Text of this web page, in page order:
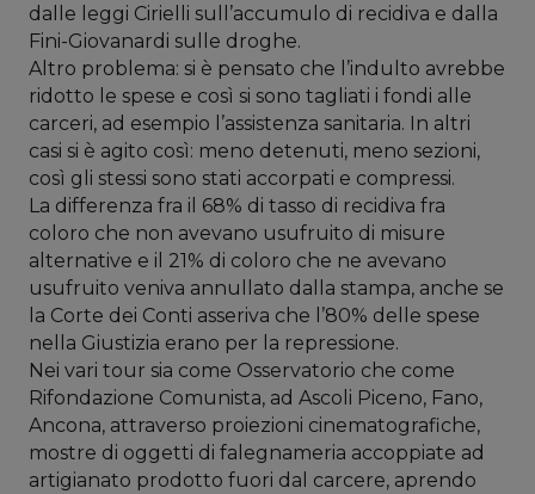
dalle leggi Cirielli sull’accumulo di recidiva e dalla
Fini-Giovanardi sulle droghe.
Altro problema: si è pensato che l’indulto avrebbe
ridotto le spese e così si sono tagliati i fondi alle
carceri, ad esempio l’assistenza sanitaria. In altri
casi si è agito così: meno detenuti, meno sezioni,
così gli stessi sono stati accorpati e compressi.
La differenza fra il 68% di tasso di recidiva fra
coloro che non avevano usufruito di misure
alternative e il 21% di coloro che ne avevano
usufruito veniva annullato dalla stampa, anche se
la Corte dei Conti asseriva che l’80% delle spese
nella Giustizia erano per la repressione.
Nei vari tour sia come Osservatorio che come
Rifondazione Comunista, ad Ascoli Piceno, Fano,
Ancona, attraverso proiezioni cinematografiche,
mostre di oggetti di falegnameria accoppiate ad
artigianato prodotto fuori dal carcere, aprendo